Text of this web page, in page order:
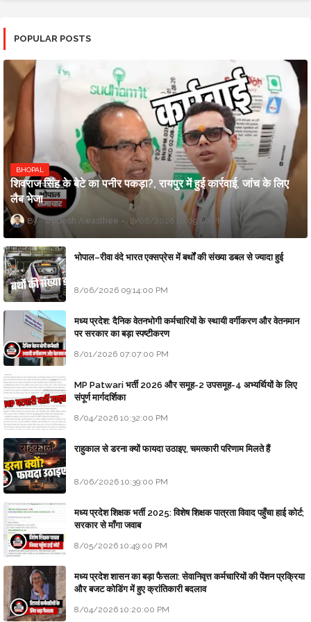
POPULAR POSTS
BHOPAL
शिवराज सिंह के बेटे का पनीर पकड़ा?, रायपुर में हुई कार्रवाई, जांच के लिए
लैब भेजा
Updesh Awasthee 8/06/2026 10:09:00 PM
भोपाल–रीवा वंदे भारत एक्सप्रेस में बर्थों की संख्या डबल से ज्यादा हुई
8/06/2026 09:14:00 PM
मध्य प्रदेश: दैनिक वेतनभोगी कर्मचारियों के स्थायी वर्गीकरण और वेतनमान
पर सरकार का बड़ा स्पष्टीकरण
8/01/2026 07:07:00 PM
MP Patwari भर्ती 2026 और समूह-2 उपसमूह-4 अभ्यर्थियों के लिए
संपूर्ण मार्गदर्शिका
8/04/2026 10:32:00 PM
राहुकाल से डरना क्यों फायदा उठाइए, चमत्कारी परिणाम मिलते हैं
8/06/2026 10:39:00 PM
मध्य प्रदेश शिक्षक भर्ती 2025: विशेष शिक्षक पात्रता विवाद पहुँचा हाई कोर्ट;
सरकार से माँगा जवाब
8/05/2026 10:49:00 PM
मध्य प्रदेश शासन का बड़ा फैसला: सेवानिवृत्त कर्मचारियों की पेंशन प्रक्रिया
और बजट कोडिंग में हुए क्रांतिकारी बदलाव
8/04/2026 10:20:00 PM